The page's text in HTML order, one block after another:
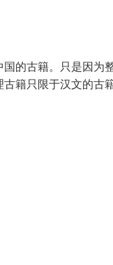
的古籍。只是因为
古籍只限于汉文的